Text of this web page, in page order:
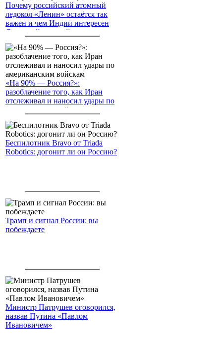
Почему российский атомный
ледокол «Ленин» остаётся так
важен и чем Индии интересен
Северный морской путь
«На 90% — Россия?»:
разоблачение того, как Иран
отслеживал и наносил удары по
американским войскам
Беспилотник Bravo от Triada
Robotics: догонит ли он Россию?
Трамп и сигнал России: вы
побеждаете
Министр Патрушев оговорился,
назвав Путина «Павлом
Ивановичем»